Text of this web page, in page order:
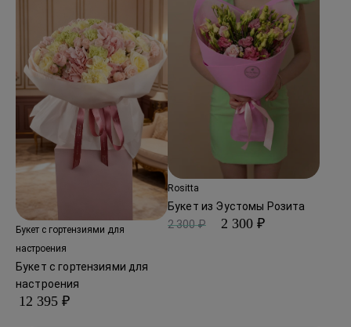
Букет с гортензиями для
настроения
Букет с гортензиями для
настроения
12 395 ₽
Rositta
Букет из Эустомы Розита
2 300 ₽
2 300 ₽